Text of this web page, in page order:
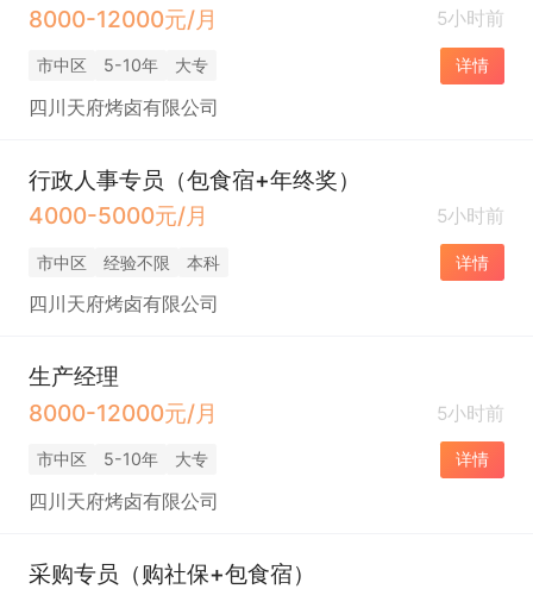
8000-12000元/月
5小时前
市中区 5-10年 大专 详情
四川天府烤卤有限公司
行政人事专员（包食宿+年终奖）
4000-5000元/月
5小时前
市中区 经验不限 本科 详情
四川天府烤卤有限公司
生产经理
8000-12000元/月
5小时前
市中区 5-10年 大专 详情
四川天府烤卤有限公司
采购专员（购社保+包食宿）